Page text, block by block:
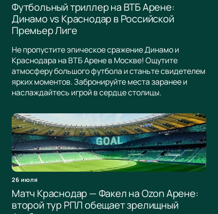
Футбольный триллер на ВТБ Арене:
Динамо vs Краснодар в Российской
Премьер Лиге
Не пропустите эпическое сражение Динамо и
Краснодара на ВТБ Арене в Москве! Ощутите
атмосферу большого футбола и станьте свидетелем
ярких моментов. Забронируйте места заранее и
наслаждайтесь игрой в сердце столицы.
26 июля
Матч Краснодар — Факел на Ozon Арене:
второй тур РПЛ обещает зрелищный